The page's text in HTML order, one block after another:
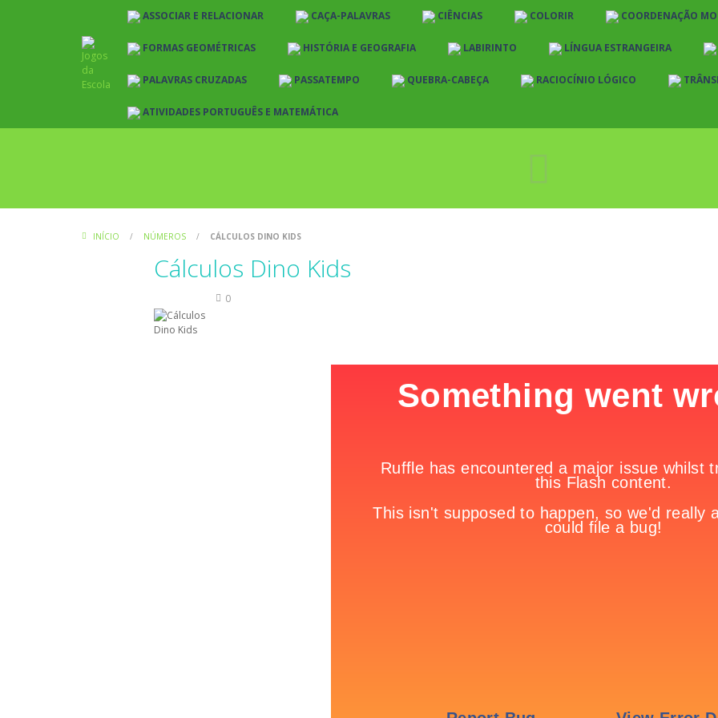
ASSOCIAR E RELACIONAR CAÇA-PALAVRAS CIÊNCIAS COLORIR COORDENAÇÃO
FORMAS GEOMÉTRICAS HISTÓRIA E GEOGRAFIA LABIRINTO LÍNGUA ESTRANGEIRA
PALAVRAS CRUZADAS PASSATEMPO QUEBRA-CABEÇA RACIOCÍNIO LÓGICO
ATIVIDADES PORTUGUÊS E MATEMÁTICA
INÍCIO / NÚMEROS / CÁLCULOS DINO KIDS
Cálculos Dino Kids
0